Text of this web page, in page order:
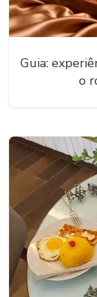
Guia:
o